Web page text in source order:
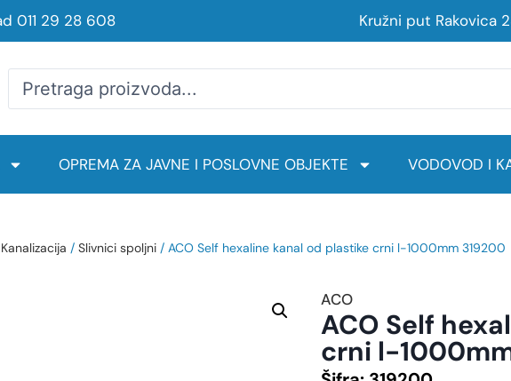
011 29 28 608 Kružni put Rakovica
OPREMA ZA JAVNE I POSLOVNE OBJEKTE VODOVOD I
Kanalizacija / Slivnici spoljni / ACO Self hexaline kanal od plastike crni l-1000mm 319200
ACO
ACO Self
crni l-